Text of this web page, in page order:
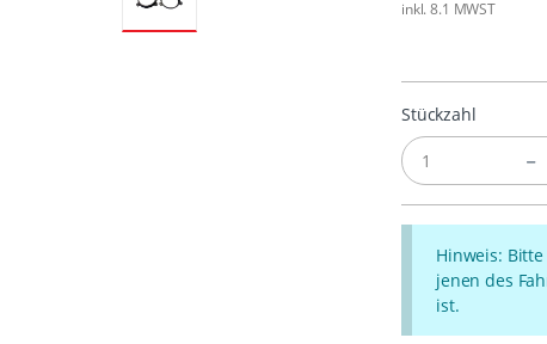
inkl. 8.1 MWST
Stückzahl
Hinweis:
jenen des
ist.